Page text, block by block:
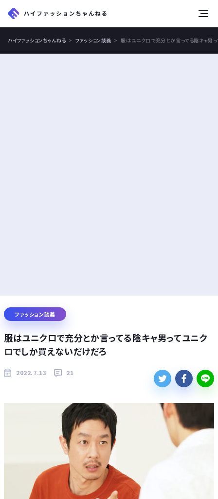
ハイファッションちゃんねる ファッション談義 服はユニクロで充分とか言ってる陰キャ男
ファッション談義
服はユニクロで充分とか言ってる陰キャ男ってユニク
ロでしか買えないだけだろ
2022.7.13 21